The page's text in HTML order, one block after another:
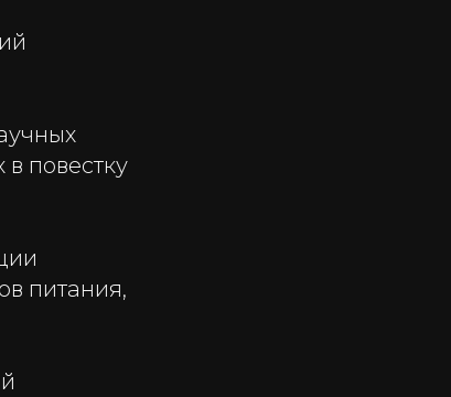
повестку
питания,